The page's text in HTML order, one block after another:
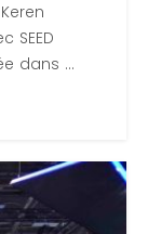
SEED
dans ...